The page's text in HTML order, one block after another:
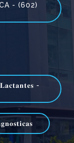
- (602)
-